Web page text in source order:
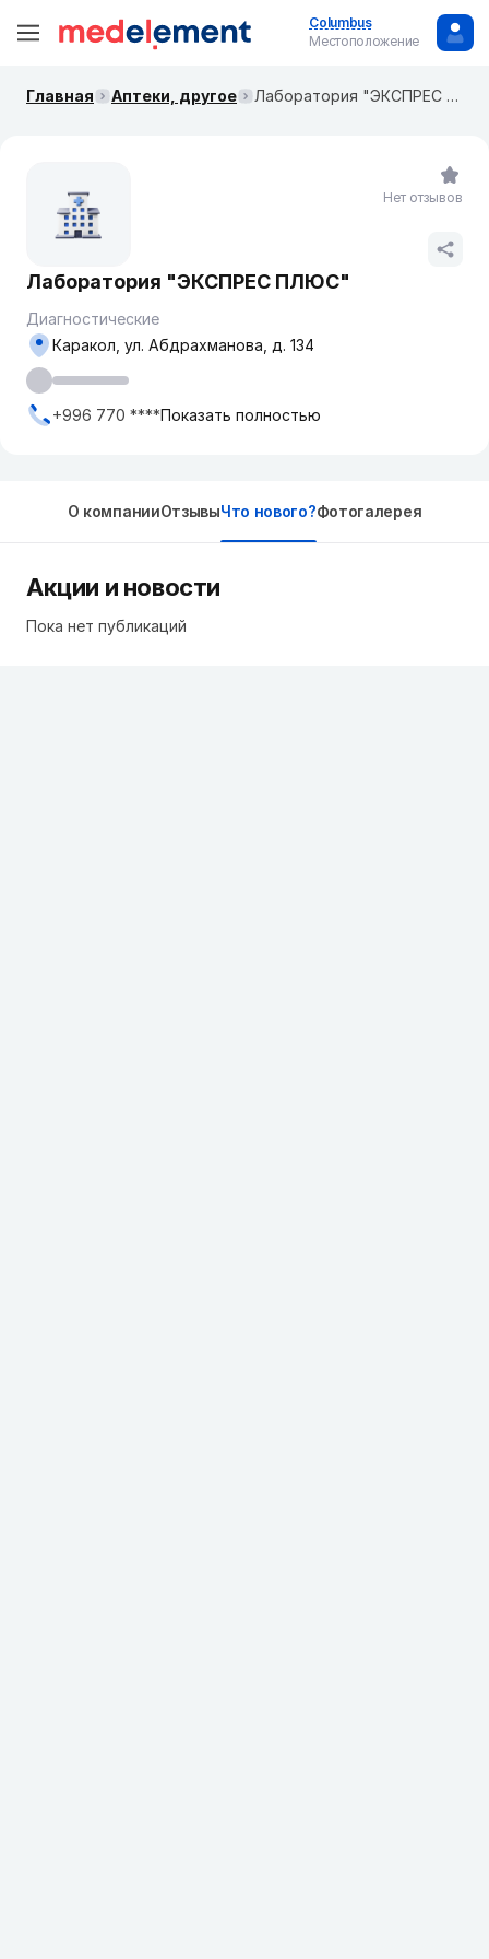
Columbus
Местоположение
Главная Аптеки, другое Лаборатория "ЭКСПРЕС ПЛЮС"
Лаборатория "ЭКСПРЕС ПЛЮС"
Диагностические
Каракол, ​ул. Абдрахманова, д. 134
+996 770 ****Показать полностью
Нет отзывов
О компанииОтзывыЧто нового?Фотогалерея
Акции и новости
Пока нет публикаций